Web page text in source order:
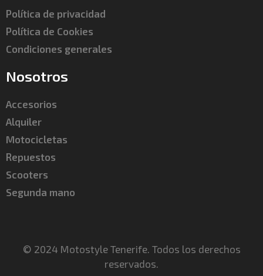
Política de privacidad
Política de Cookies
Condiciones generales
Nosotros
Accesorios
Alquiler
Motocicletas
Repuestos
Scooters
Segunda mano
© 2024 Motostyle Tenerife. Todos los derechos
reservados.​